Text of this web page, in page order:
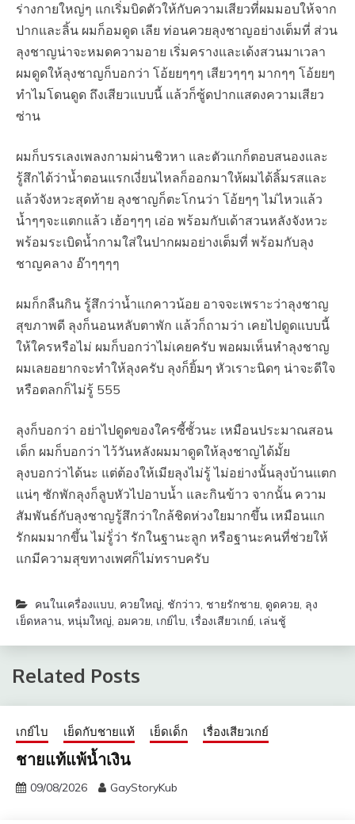
ร่างกายใหญ่ๆ แกเริ่มบิดตัวให้กับความเสียวที่ผมมอบให้จาก
ปากและลิ้น ผมก็อมดูด เลีย ท่อนควยลุงชาญอย่างเต็มที่ ส่วน
ลุงชาญน่าจะหมดความอาย เริ่มครางและเด้งสวนมาเวลา
ผมดูดให้ลุงชาญก็บอกว่า โอ้ยยๆๆๆ เสียวๆๆๆ มากๆๆ โอ้ยยๆ
ทำไมโดนดูด ถึงเสียวแบบนี้ แล้วก็ซู้ดปากแสดงความเสียว
ซ่าน
ผมก็บรรเลงเพลงกามผ่านชิวหา และตัวแกก็ตอบสนองและ
รู้สึกได้ว่าน้ำตอนแรกเงี่ยนไหลก็ออกมาให้ผมได้ลิ้มรสและ
แล้วจังหวะสุดท้าย ลุงชาญก็ตะโกนว่า โอ้ยๆๆ ไม่ไหวแล้ว
น้ำๆๆจะแตกแล้ว เฮ้อๆๆๆ เอ่อ พร้อมกับเด้าสวนหลังจังหวะ
พร้อมระเบิดน้ำกามใส่ในปากผมอย่างเต็มที่ พร้อมกับลุง
ชาญคลาง อ๊าๆๆๆๆ
ผมก็กลืนกิน รู้สึกว่าน้ำแกคาวน้อย อาจจะเพราะว่าลุงชาญ
สุขภาพดี ลุงก็นอนหลับตาพัก แล้วก็ถามว่า เคยไปดูดแบบนี้
ให้ใครหรือไม่ ผมก็บอกว่าไม่เคยครับ พอผมเห็นหำลุงชาญ
ผมเลยอยากจะทำให้ลุงครับ ลุงก็ยิ้มๆ หัวเราะนิดๆ น่าจะดีใจ
หรือตลกก็ไม่รู้ 555
ลุงก็บอกว่า อย่าไปดูดของใครซี้ซั้วนะ เหมือนประมาณสอน
เด็ก ผมก็บอกว่า ไว้วันหลังผมมาดูดให้ลุงชาญได้มั้ย
ลุงบอกว่าได้นะ แต่ต้องให้เมียลุงไม่รู้ ไม่อย่างนั้นลุงบ้านแตก
แน่ๆ ซักพักลุงก็ลูบหัวไปอาบน้ำ และกินข้าว จากนั้น ความ
สัมพันธ์กับลุงชาญรู้สึกว่าใกล้ชิดห่วงใยมากขึ้น เหมือนแก
รักผมมากขึ้น ไม่รู้่ว่า รักในฐานะลูก หรือฐานะคนที่ช่วยให้
แกมีความสุขทางเพศก็ไม่ทราบครับ
คนในเครื่องแบบ, ควยใหญ่, ชักว่าว, ชายรักชาย, ดูดควย, ลุง
เย็ดหลาน, หนุ่มใหญ่, อมควย, เกย์ไบ, เรื่องเสียวเกย์, เล่นชู้
Related Posts
เกย์ไบ เย็ดกับชายแท้ เย็ดเด็ก เรื่องเสียวเกย์
ชายแท้แพ้น้ำเงิน
09/08/2026 GayStoryKub